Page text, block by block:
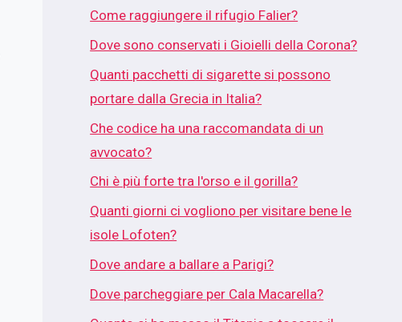
Come raggiungere il rifugio Falier?
Dove sono conservati i Gioielli della Corona?
Quanti pacchetti di sigarette si possono
portare dalla Grecia in Italia?
Che codice ha una raccomandata di un
avvocato?
Chi è più forte tra l'orso e il gorilla?
Quanti giorni ci vogliono per visitare bene le
isole Lofoten?
Dove andare a ballare a Parigi?
Dove parcheggiare per Cala Macarella?